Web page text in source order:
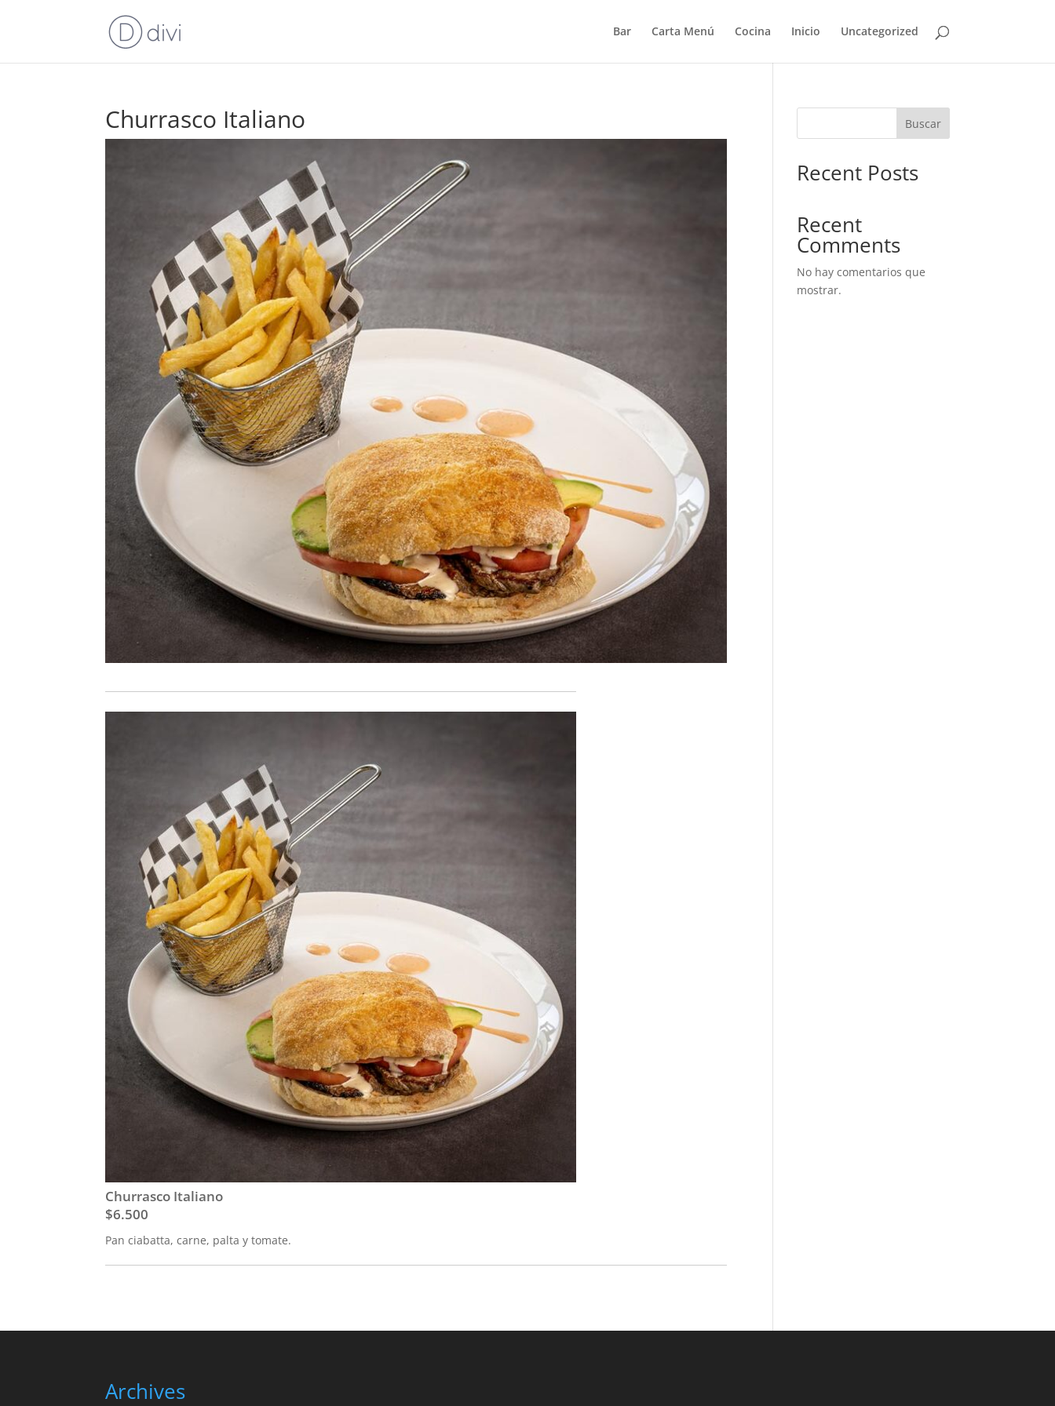
Bar Carta Menú Cocina Inicio Uncategorized
Churrasco Italiano
Churrasco Italiano
$6.500
Pan ciabatta, carne, palta y tomate.
Buscar
Recent Posts
Recent
Comments
No hay comentarios que
mostrar.
Archives